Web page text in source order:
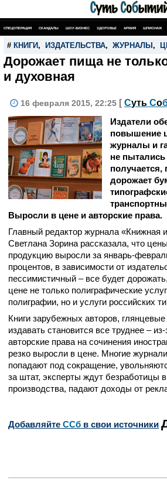
СПЕЦОПЕРАЦИЯ СКАНДАЛЫ ШОУ-БИЗНЕС ЗДОРОВЬЕ АРМИЯ ШПИОНАЖ
# КНИГИ , ИЗДАТЕЛЬСТВА, ЖУРНАЛЫ ,
Дорожает пища не
и духовная
16 февраля 2015, 22:25 [ Суть Со
Издатели
повышение
журналы и
не пытались
получается,
дорожает
Выросли в цене и авторские права.
Главный редактор журнала «Книжная
Светлана Зорина рассказала, что
продукцию выросли за январь-
процентов, в зависимости от
пессимистичный – все будет
цене не только полиграфические
полиграфии, но и услуги российских
Книги зарубежных авторов,
издавать становится все труднее –
авторские права на сочинения
резко выросли в цене. Многие
попадают под сокращение,
за штат, эксперты ждут безработицы
производства, падают доходы от
Добавляйте CСб в свои источники